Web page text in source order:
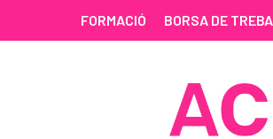
FORMACIÓ BORSA DE